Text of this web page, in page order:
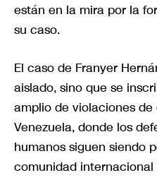
están en la mira por la
su caso.
El caso de Franyer
aislado, sino que se
amplio de violaciones
Venezuela, donde los
humanos siguen siendo
comunidad